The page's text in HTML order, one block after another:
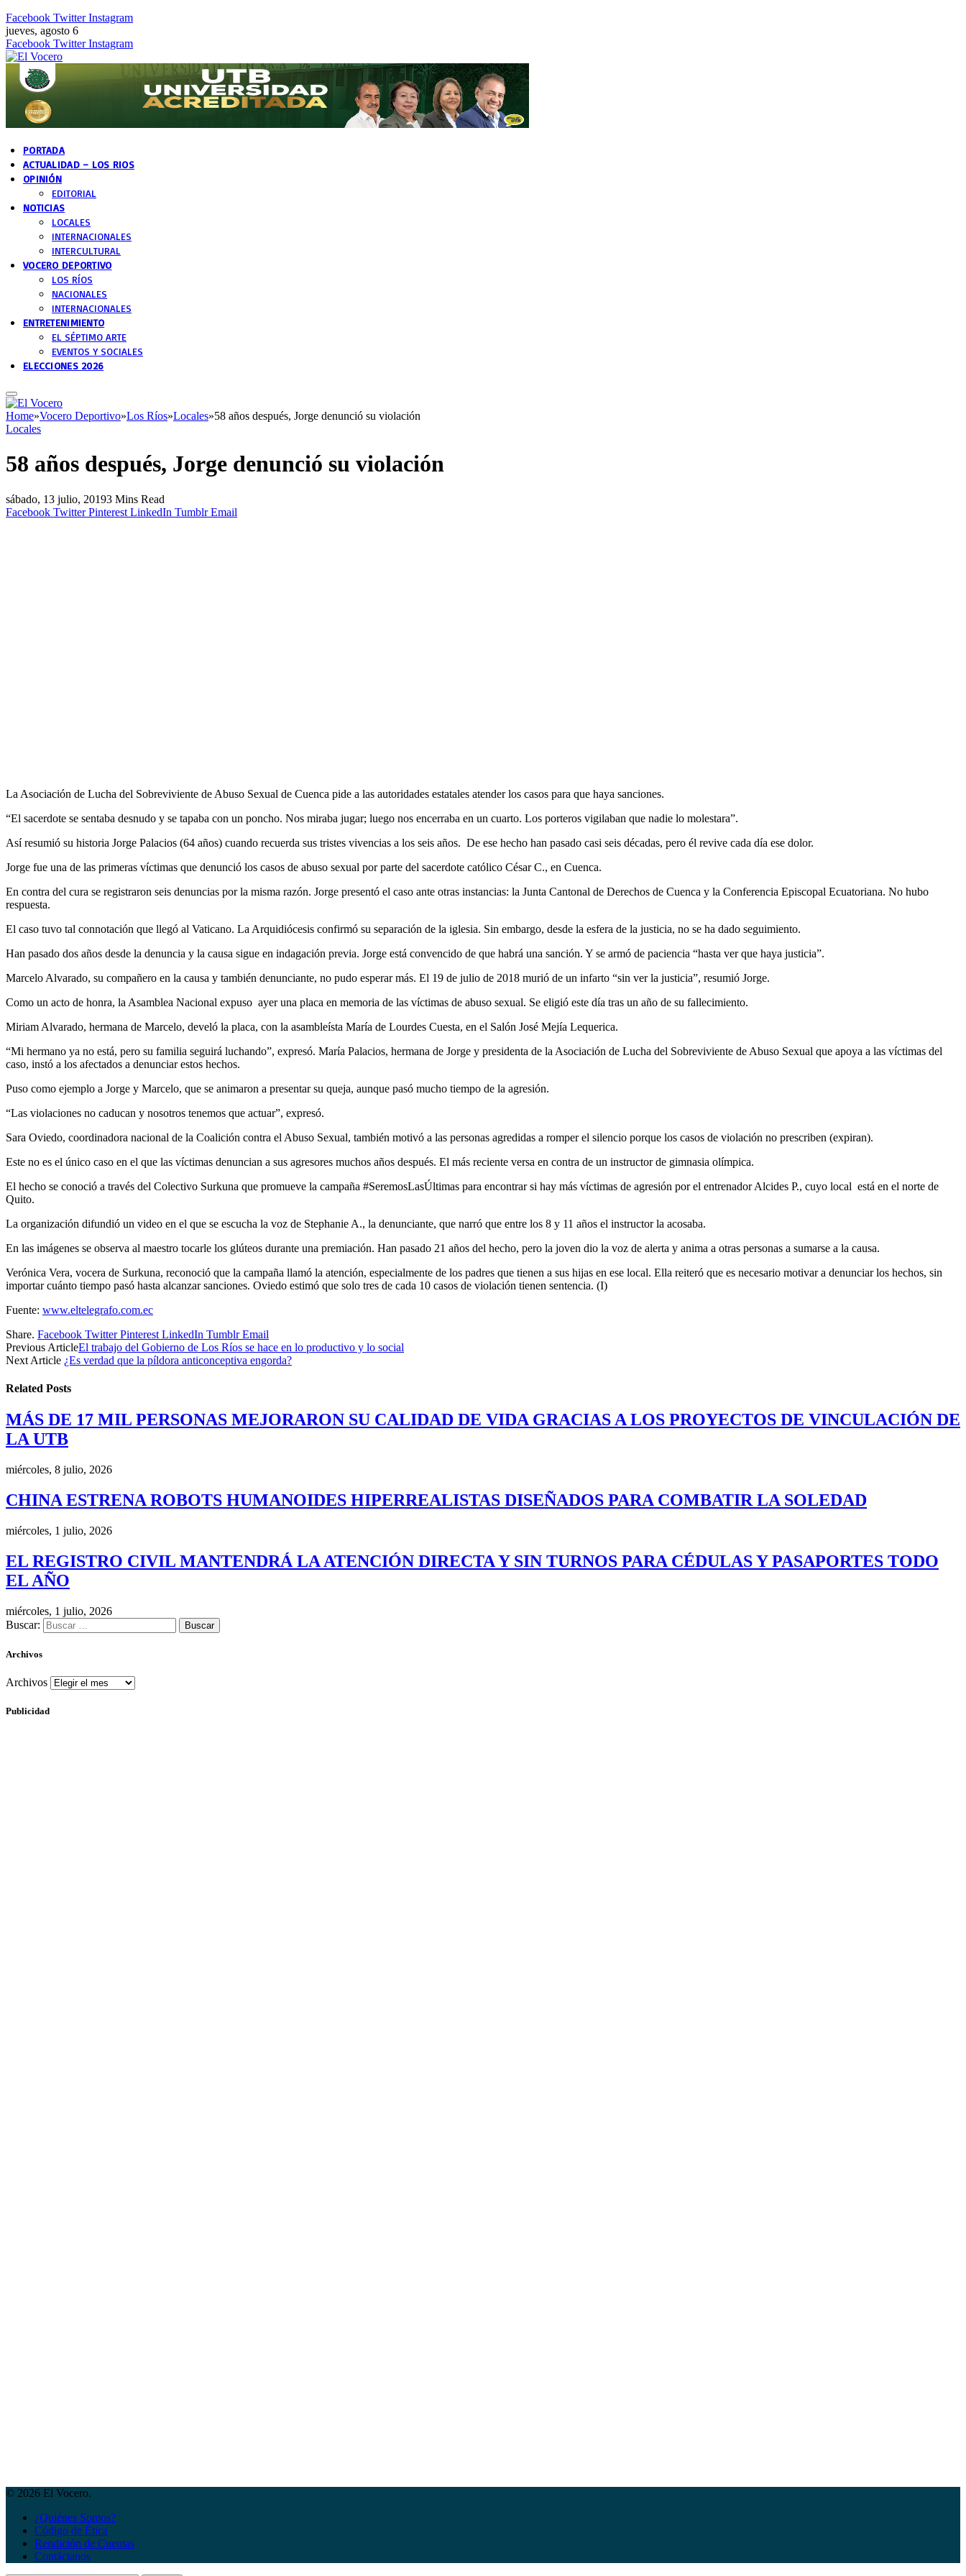
Facebook Twitter Instagram
jueves, agosto 6
Facebook Twitter Instagram
PORTADA
ACTUALIDAD – LOS RIOS
OPINIÓN
EDITORIAL
NOTICIAS
LOCALES
INTERNACIONALES
INTERCULTURAL
VOCERO DEPORTIVO
LOS RÍOS
NACIONALES
INTERNACIONALES
ENTRETENIMIENTO
EL SÉPTIMO ARTE
EVENTOS Y SOCIALES
ELECCIONES 2026
Home»Vocero Deportivo»Los Ríos»Locales»58 años después, Jorge denunció su violación
Locales
58 años después, Jorge denunció su violación
sábado, 13 julio, 20193 Mins Read
Facebook Twitter Pinterest LinkedIn Tumblr Email
La Asociación de Lucha del Sobreviviente de Abuso Sexual de Cuenca pide a las autoridades estatales atender los casos para que haya sanciones.
“El sacerdote se sentaba desnudo y se tapaba con un poncho. Nos miraba jugar; luego nos encerraba en un cuarto. Los porteros vigilaban que nadie lo molestara”.
Así resumió su historia Jorge Palacios (64 años) cuando recuerda sus tristes vivencias a los seis años. De ese hecho han pasado casi seis décadas, pero él revive cada día ese dolor.
Jorge fue una de las primeras víctimas que denunció los casos de abuso sexual por parte del sacerdote católico César C., en Cuenca.
En contra del cura se registraron seis denuncias por la misma razón. Jorge presentó el caso ante otras instancias: la Junta Cantonal de Derechos de Cuenca y la Conferencia Episcopal Ecuatoriana. No hubo
respuesta.
El caso tuvo tal connotación que llegó al Vaticano. La Arquidiócesis confirmó su separación de la iglesia. Sin embargo, desde la esfera de la justicia, no se ha dado seguimiento.
Han pasado dos años desde la denuncia y la causa sigue en indagación previa. Jorge está convencido de que habrá una sanción. Y se armó de paciencia “hasta ver que haya justicia”.
Marcelo Alvarado, su compañero en la causa y también denunciante, no pudo esperar más. El 19 de julio de 2018 murió de un infarto “sin ver la justicia”, resumió Jorge.
Como un acto de honra, la Asamblea Nacional expuso ayer una placa en memoria de las víctimas de abuso sexual. Se eligió este día tras un año de su fallecimiento.
Miriam Alvarado, hermana de Marcelo, develó la placa, con la asambleísta María de Lourdes Cuesta, en el Salón José Mejía Lequerica.
“Mi hermano ya no está, pero su familia seguirá luchando”, expresó. María Palacios, hermana de Jorge y presidenta de la Asociación de Lucha del Sobreviviente de Abuso Sexual que apoya a las víctimas del
caso, instó a los afectados a denunciar estos hechos.
Puso como ejemplo a Jorge y Marcelo, que se animaron a presentar su queja, aunque pasó mucho tiempo de la agresión.
“Las violaciones no caducan y nosotros tenemos que actuar”, expresó.
Sara Oviedo, coordinadora nacional de la Coalición contra el Abuso Sexual, también motivó a las personas agredidas a romper el silencio porque los casos de violación no prescriben (expiran).
Este no es el único caso en el que las víctimas denuncian a sus agresores muchos años después. El más reciente versa en contra de un instructor de gimnasia olímpica.
El hecho se conoció a través del Colectivo Surkuna que promueve la campaña #SeremosLasÚltimas para encontrar si hay más víctimas de agresión por el entrenador Alcides P., cuyo local está en el norte de
Quito.
La organización difundió un video en el que se escucha la voz de Stephanie A., la denunciante, que narró que entre los 8 y 11 años el instructor la acosaba.
En las imágenes se observa al maestro tocarle los glúteos durante una premiación. Han pasado 21 años del hecho, pero la joven dio la voz de alerta y anima a otras personas a sumarse a la causa.
Verónica Vera, vocera de Surkuna, reconoció que la campaña llamó la atención, especialmente de los padres que tienen a sus hijas en ese local. Ella reiteró que es necesario motivar a denunciar los hechos, sin
importar cuánto tiempo pasó hasta alcanzar sanciones. Oviedo estimó que solo tres de cada 10 casos de violación tienen sentencia. (I)
Fuente: www.eltelegrafo.com.ec
Share. Facebook Twitter Pinterest LinkedIn Tumblr Email
Previous ArticleEl trabajo del Gobierno de Los Ríos se hace en lo productivo y lo social
Next Article ¿Es verdad que la píldora anticonceptiva engorda?
Related Posts
MÁS DE 17 MIL PERSONAS MEJORARON SU CALIDAD DE VIDA GRACIAS A LOS PROYECTOS DE VINCULACIÓN DE
LA UTB
miércoles, 8 julio, 2026
CHINA ESTRENA ROBOTS HUMANOIDES HIPERREALISTAS DISEÑADOS PARA COMBATIR LA SOLEDAD
miércoles, 1 julio, 2026
EL REGISTRO CIVIL MANTENDRÁ LA ATENCIÓN DIRECTA Y SIN TURNOS PARA CÉDULAS Y PASAPORTES TODO
EL AÑO
miércoles, 1 julio, 2026
Buscar:
Archivos
Archivos
Publicidad
© 2026 El Vocero.
¿Quiénes Somos?
Código de Ética
Rendición de Cuentas
Contáctanos